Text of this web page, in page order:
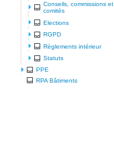
Conseils, commissions et
comités
Elections
RGPD
Règlements intérieur
Statuts
PPE
RPA Bâtiments